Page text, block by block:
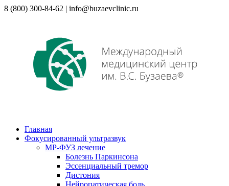
8 (800) 300-84-62 | info@buzaevclinic.ru
Главная
Фокусированный ультразвук
МР-ФУЗ лечение
Болезнь Паркинсона
Эссенциальный тремор
Дистония